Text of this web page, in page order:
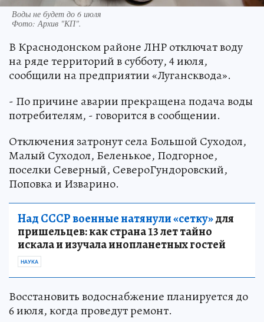
Воды не будет до 6 июля
Фото: Архив "КП".
В Краснодонском районе ЛНР отключат воду
на ряде территорий в субботу, 4 июля,
сообщили на предприятии «Лугансквода».
- По причине аварии прекращена подача воды
потребителям, - говорится в сообщении.
Отключения затронут села Большой Суходол,
Малый Суходол, Беленькое, Подгорное,
поселки Северный, СевероГундоровский,
Поповка и Изварино.
Над СССР военные натянули «сетку»для
пришельцев: как страна 13 лет тайно
искала и изучала инопланетных гостей
НАУКА
Восстановить водоснабжение планируется до
6 июля, когда проведут ремонт.